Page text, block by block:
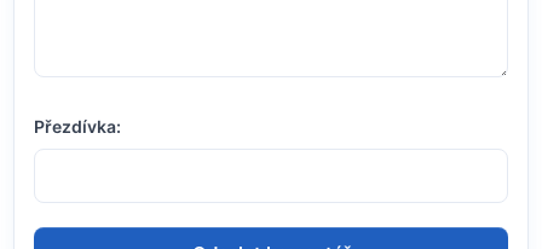
Přezdívka: